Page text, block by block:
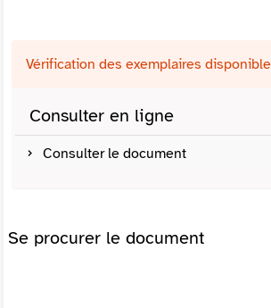
Vérification des exemplaires
Consulter en ligne
Consulter le document
Se procurer le document